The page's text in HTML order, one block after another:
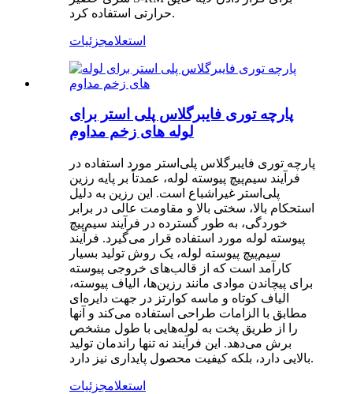
حرارتی استفاده کرد.
استعلامجزئیات
پارچه توری فایبرگلاس پلی استر برای
لوله های زخم مداوم
پارچه توری فایبرگلاس پلی‌استر مورد استفاده در
فرآیند سیم‌پیچ پیوسته لوله، عمدتاً بر پایه رزین
پلی‌استر غیراشباع است. این رزین به دلیل
استحکام بالا، سختی بالا و مقاومت عالی در برابر
خوردگی، به طور گسترده در فرآیند سیم‌پیچ
پیوسته لوله مورد استفاده قرار می‌گیرد. فرآیند
سیم‌پیچ پیوسته لوله، یک روش تولید بسیار
کارآمد است که از قالب‌های خروجی پیوسته
برای پیچاندن موادی مانند رزین‌ها، الیاف پیوسته،
الیاف کوتاه و ماسه کوارتز در جهت دایره‌ای
مطابق با الزامات طراحی استفاده می‌کند و آنها
را از طریق پخت به لوله‌هایی با طول مشخص
برش می‌دهد. این فرآیند نه تنها راندمان تولید
بالایی دارد، بلکه کیفیت محصول پایداری نیز دارد.
استعلامجزئیات